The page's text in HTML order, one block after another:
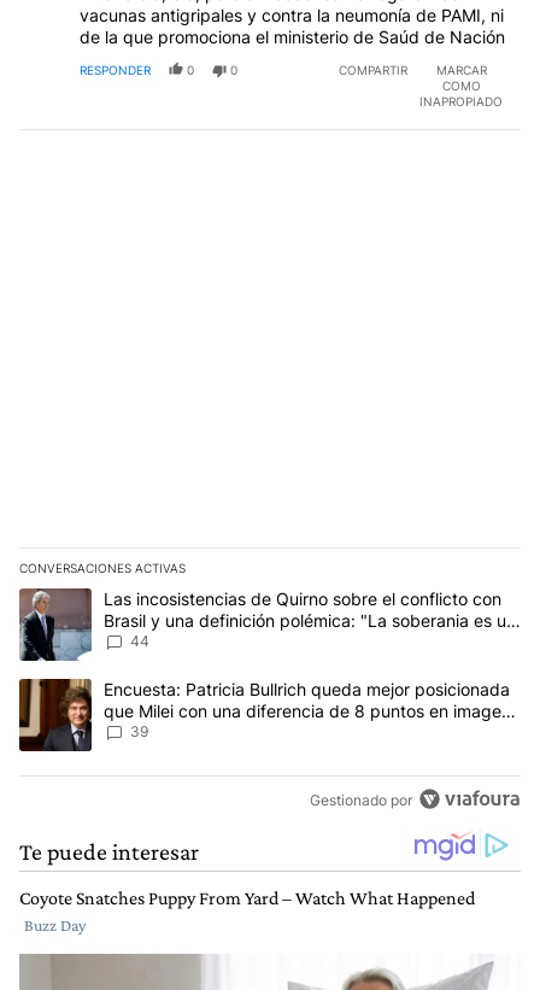
vacunas antigripales y contra la neumonía de PAMI, ni
de la que promociona el ministerio de Saúd de Nación
RESPONDER 0 0 COMPARTIR
MARCAR
COMO
INAPROPIADO
CONVERSACIONES ACTIVAS
Este listado muestra los artículos con más comentarios en los
Un artículo de tendencia con el título "Las incosistencias de
Las incosistencias de Quirno sobre el conflicto con
Brasil y una definición polémica: "La soberania es un
concepto antiguo"
44
Un artículo de tendencia con el título "Encuesta: Patricia
Encuesta: Patricia Bullrich queda mejor posicionada
que Milei con una diferencia de 8 puntos en imagen
negativa
39
Gestionado por